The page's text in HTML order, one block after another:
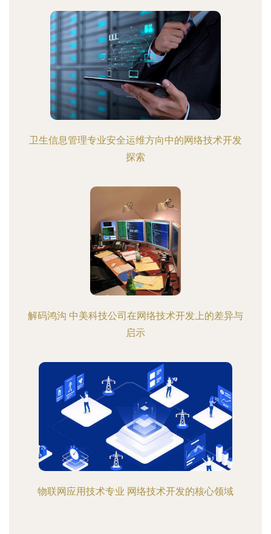
卫生信息管理专业安全运维方向中的网络技术开发
探索
解码鸿沟 中美科技公司在网络技术开发上的差异与
启示
物联网应用技术专业 网络技术开发的核心领域